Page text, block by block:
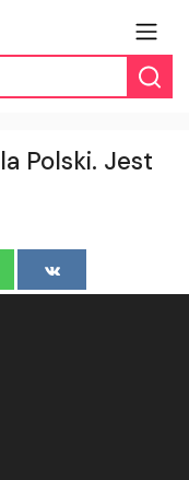
Polski. Jest